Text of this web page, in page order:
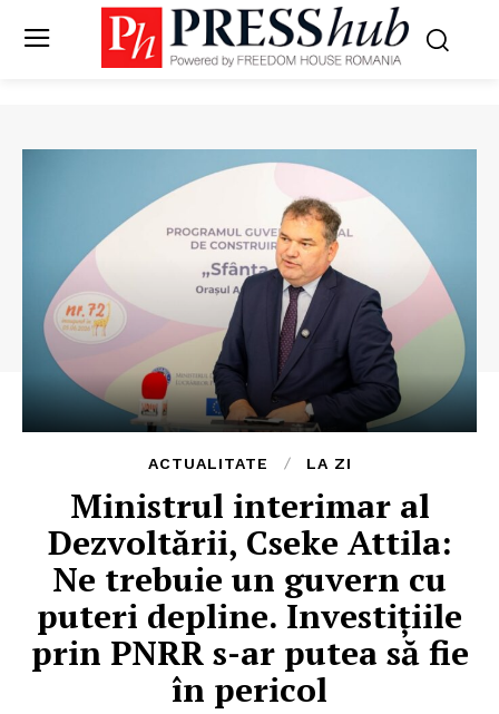
ACTUALITATE LA ZI
​Ministrul interimar al
Dezvoltării, Cseke Attila:
Ne trebuie un guvern cu
puteri depline. Investiţiile
prin PNRR s-ar putea să fie
în pericol